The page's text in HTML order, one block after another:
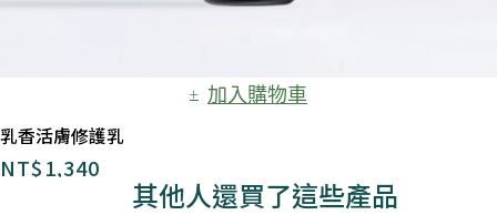
加入購物車
乳香活膚修護乳
NT$1,340
其他人還買了這些產品